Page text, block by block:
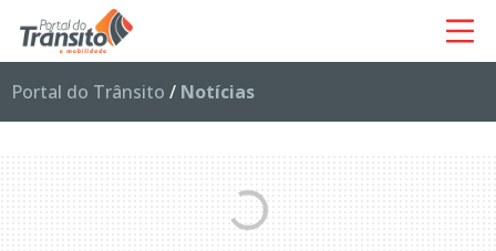
Portal do Trânsito / Notícias